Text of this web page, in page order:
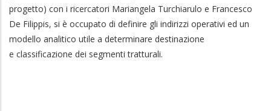
progetto) con i ricercatori Mariangela Turchiarulo e Francesco
De Filippis, si è occupato di definire gli indirizzi operativi ed un
modello analitico utile a determinare destinazione
e classificazione dei segmenti tratturali.